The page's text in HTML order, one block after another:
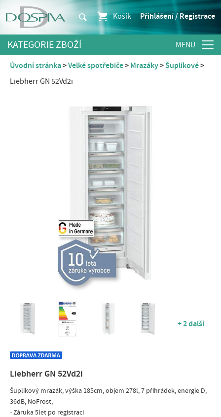
Košík Přihlášení / Registrace
KATEGORIE ZBOŽÍ
Úvodní stránka Velké spotřebiče Mrazáky
Šuplíkové
Liebherr GN 52Vd2i
+ 2 další
Liebherr GN 52Vd2i
Šuplíkový mrazák, výška 185cm, objem 278l, 7 přihrádek, energie D,
36dB, NoFrost,
- Záruka 5let po registraci